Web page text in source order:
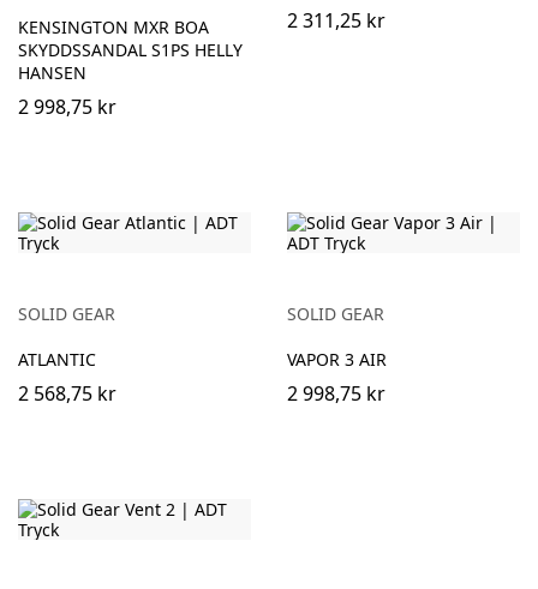
KENSINGTON MXR BOA
SKYDDSSANDAL S1PS HELLY
HANSEN
2 998,75 kr
2 311,25 kr
SOLID GEAR
ATLANTIC
2 568,75 kr
SOLID GEAR
VAPOR 3 AIR
2 998,75 kr